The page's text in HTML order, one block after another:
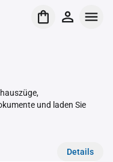
und laden Sie
Details